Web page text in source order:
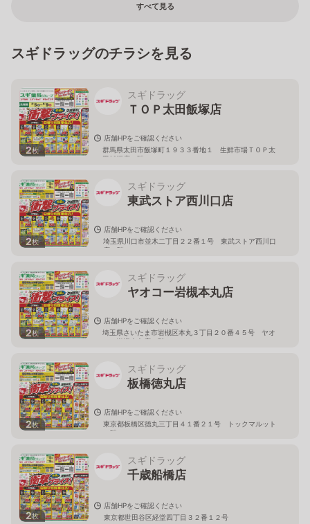
すべて見る
スギドラッグのチラシを見る
2枚
スギドラッグ
ＴＯＰ太田飯塚店
店舗HPをご確認ください
群馬県太田市飯塚町１９３３番地１ 生鮮市場ＴＯＰ太
田飯塚店１階
2枚
スギドラッグ
東武ストア西川口店
店舗HPをご確認ください
埼玉県川口市並木二丁目２２番１号 東武ストア西川口
店２階
2枚
スギドラッグ
ヤオコー岩槻本丸店
店舗HPをご確認ください
埼玉県さいたま市岩槻区本丸３丁目２０番４５号 ヤオ
コー岩槻本丸店２階
2枚
スギドラッグ
板橋徳丸店
店舗HPをご確認ください
東京都板橋区徳丸三丁目４１番２１号 トックマルット
１階
2枚
スギドラッグ
千歳船橋店
店舗HPをご確認ください
東京都世田谷区経堂四丁目３２番１２号